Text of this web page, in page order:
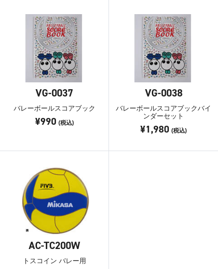
VG-0037
バレーボールスコアブック
¥990 (税込)
VG-0038
バレーボールスコアブックバイ
ンダーセット
¥1,980 (税込)
AC-TC200W
トスコイン バレー用